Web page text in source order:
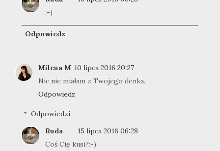
:-)
Odpowiedz
Milena M 10 lipca 2016 20:27
Nic nie miałam z Twojego denka.
Odpowiedz
Odpowiedzi
Ruda
15 lipca 2016 06:28
Coś Cię kusi?:-)